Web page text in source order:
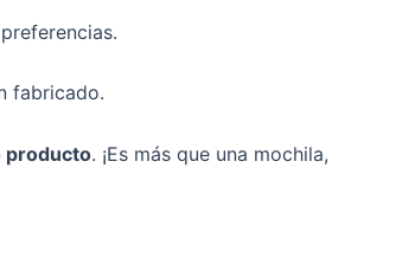
fabricado.
producto. ¡Es más que una mochila,